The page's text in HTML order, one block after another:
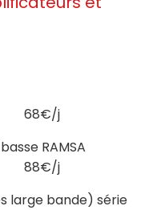
BOSE
j
+ basse RAMSA
j
large bande) série